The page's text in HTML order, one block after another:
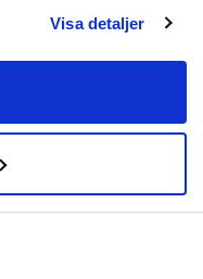
Visa detaljer